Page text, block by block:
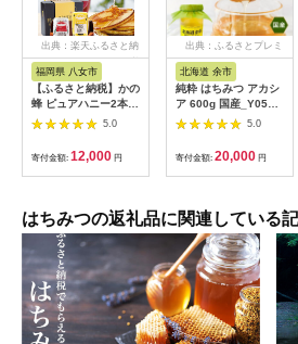
出典：楽天ふるさと納
税
福岡県 八女市
【ふるさと納税】かの
蜂 ピュアハニー2本セ
ット（EU・AR）使い
やすいプッシュボトル
タイプ 蜂蜜 はちみつ
ハチミツ ギフト 贈り
物 プレゼント 常温 保
保存食 防災グッズ
5.0
寄付金額: 12,000 円
出典：ふるさとプレミ
アム
北海道 余市
純粋 はちみつ アカシ
ア 600g 国産_Y057-
0014
5.0
寄付金額: 20,000 円
はちみつの返礼品に関連している